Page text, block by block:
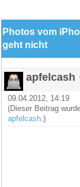
Photos vom
geht nicht
apfelcash
09.04.2012, 14:19
(Dieser Beitrag
apfelcash .)